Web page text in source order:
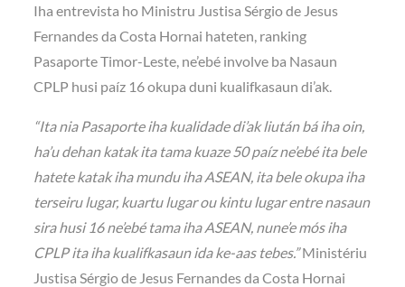
Iha entrevista ho Ministru Justisa Sérgio de Jesus
Fernandes da Costa Hornai hateten, ranking
Pasaporte Timor-Leste, ne’ebé involve ba Nasaun
CPLP husi paíz 16 okupa duni kualifkasaun di’ak.
“Ita nia Pasaporte iha kualidade di’ak liután bá iha oin,
ha’u dehan katak ita tama kuaze 50 paíz ne’ebé ita bele
hatete katak iha mundu iha ASEAN, ita bele okupa iha
terseiru lugar, kuartu lugar ou kintu lugar entre nasaun
sira husi 16 ne’ebé tama iha ASEAN, nune’e mós iha
CPLP ita iha kualifkasaun ida ke-aas tebes.”Ministériu
Justisa Sérgio de Jesus Fernandes da Costa Hornai